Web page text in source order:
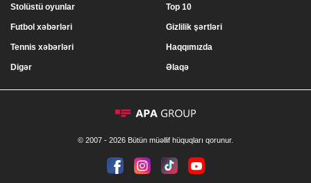
Stolüstü oyunlar Top 10
Futbol xəbərləri
Tennis xəbərləri
Digər
Gizlilik şərtləri
Haqqımızda
Əlaqə
© 2007 - 2026 Bütün müəllif hüquqları qorunur.